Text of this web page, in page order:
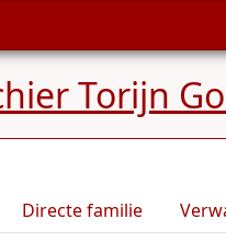
Torijn
Directe familie